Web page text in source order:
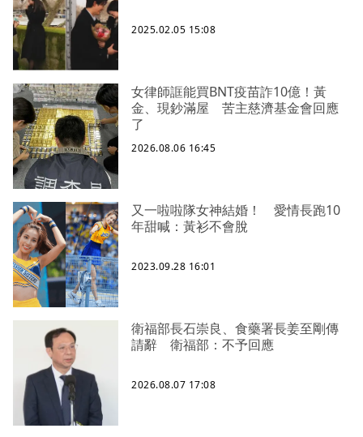
2025.02.05 15:08
女律師誆能買BNT疫苗詐10億！黃
金、現鈔滿屋 苦主慈濟基金會回應
了
2026.08.06 16:45
又一啦啦隊女神結婚！ 愛情長跑10
年甜喊：黃衫不會脫
2023.09.28 16:01
衛福部長石崇良、食藥署長姜至剛傳
請辭 衛福部：不予回應
2026.08.07 17:08